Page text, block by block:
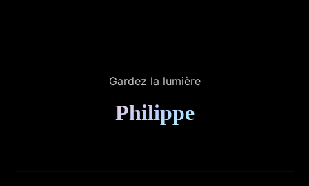
Gardez la lumière
Philippe